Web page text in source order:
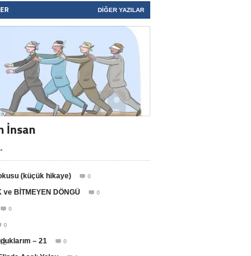
DIĞER YAZILAR
İnsan
(küçük hikaye)  0
ve BİTMEYEN DÖNGÜ  0
 0
0
– 21  0